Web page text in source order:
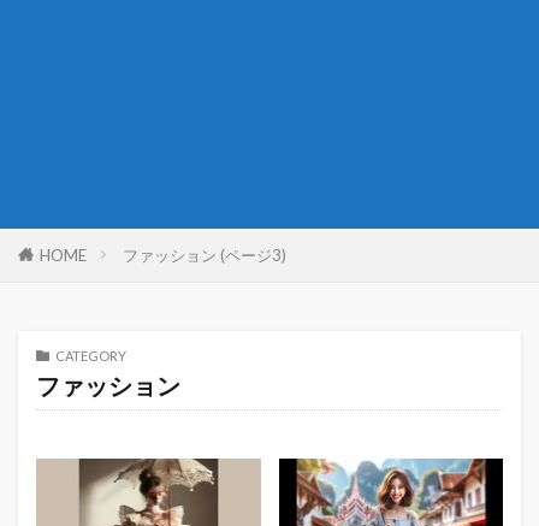
HOME ファッション (ページ3)
CATEGORY
ファッション